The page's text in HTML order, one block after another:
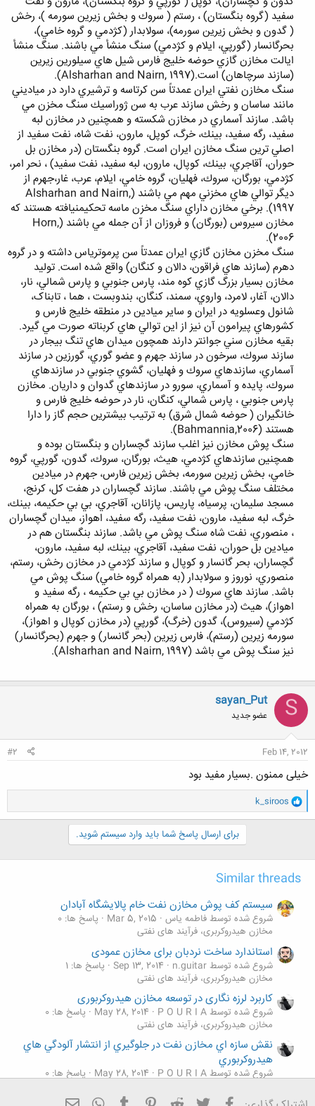
سفيد (گروه بنگستان) ، رستم ( سروك و بخش زيرين سورمه )، رخش
( گدون و بخش زيرين سورمه)، سولابدار (كژدمي و گروه خامي)،
بحرگانسار (گورپي، ايلام و كژدمي) سنگ منشأ مي باشند. سنگ منشأ
ايالت مخازن گازي حوضه خليج فارس شيل هاي سيلورين زيرين
(سازند سرچاهان) است.(Alsharhan and Nairn, 1997).
سنگ مخازن نفتي ايران عمدتاً سن كرتاسه و ترشيري دارد در مياديني
مانند ساسان و رخش سازند عرب به سن ژوراسيك سنگ مخزن مي
باشد. سازند آسماري در مخازن شكسته و همچنين در مخازن لبه
سفيد، رگه سفيد، بينك، خرگ، كوپل، مارون، نفت شاه، نفت سفيد از
اصلي ترين سنگ مخازن ايران است. گروه بنگستان (در مخازن بل
حوران، آقاجري، بينك، كوپال، مارون، لبه سفيد، نفت سفيد) ، نحر امر،
كژدمي، بورگان، سروك، فهليان، گروه خامي، ايلام، عرب، غار،جهرم از
ديگر توالي هاي مخزني مهم مي باشند (Alsharhan and Nairn,
1997). برخي مخازن داراي سنگ مخزن ماسه تحكيمنيافته هستند كه
مخازن سيروس (بورگان) و فروزان از آن جمله مي باشند (Horn,
2006).
سنگ مخزن مخازن گازي ايران عمدتاً سن پرموترياس داشته و در گروه
دهرم (سازند هاي فراقون، دالان و كنگان) واقع شده است. توليد
مخازن بسيار بزرگ گازي کوه مند، پارس جنوبي و پارس شمالي، نار،
دالان، آغار، لامرد، واروي، سمند، کنگان، بندوبست ، هما ، تابناک،
شانول وعسلويه در ايران و ساير ميادين در منطقه خليج فارس و
کشورهاي پيرامون آن نيز از اين توالي هاي کربناته صورت مي گيرد.
بقيه مخازن سني جوانتر دارند همچون ميدان هاي تنگ بيجار در
سازند سروك، سرخون در سازند جهرم و عضو گوري، گورزين در سازند
آسماري، سازندهاي سروك و فهليان، گشوي جنوبي در سازندهاي
سروك، پايده و آسماري، سورو در سازندهاي گدوان و داريان. مخازن
پارس جنوبي ، پارس شمالي، كنگان، نار در حوضه خليج فارس و
خانگيران ( حوضه شمال شرق) به ترتيب بيشترين حجم گاز را دارا
هستند (Bahmannia,2006).
سنگ پوش مخازن نيز اغلب سازند گچساران و بنگستان بوده و
همچنين سازندهاي كژدمي، هيث، بورگان، سروك، گدون، گورپي، گروه
خامي، بخش زيرين سورمه، بخش زيرين فارس، جهرم در ميادين
مختلف سنگ پوش مي باشند. سازند گچساران در هفت كل، كرنج،
مسجد سليمان، پرسياه، پاريس، پازانان، آقاجري، بي بي حكيمه، بينك،
خرگ، لبه سفيد، مارون، نفت سفيد، رگه سفيد، اهواز، ميدان گچساران
، منصوري، نفت شاه سنگ پوش مي باشد. سازند بنگستان هم در
ميادين بل حوران، نفت سفيد، آقاجري، بينك، لبه سفيد، مارون،
گچساران، بحر گانسار و كوپال و سازند كژدمي در مخازن رخش، رستم،
منصوري، نوروز و سولابدار (به همراه گروه خامي) سنگ پوش مي
باشد. سازند هاي سروك ( در مخازن بي بي حكيمه ، رگه سفيد و
اهواز)، هيث (در مخازن ساسان، رخش و رستم) ، بورگان به همراه
كژدمي (سيروس)، گدون (خرگ)، گورپي (در مخازن كوپال و اهواز)،
سورمه زيرين (رستم)، فارس زيرين (بحر گانسار) و جهرم (بحرگانسار)
نيز سنگ پوش مي باشد (Alsharhan and Nairn, 1997).
S
sayan_Put
عضو جدید
Feb 14, 2012
#2
خیلی ممنون .بسیار مفید بود
و
ا
ک
:
k_siroos
برای ارسال پاسخ شما باید وارد سیستم شوید.
Similar threads
سیستم کف پوش مخازن نفت خام پالایشگاه آبادان
شروع شده توسط فاطمه یاس Mar 5, 2015
پاسخ ها: 0
مخازن هیدروکربری، فرآیند های نفتی
استاندارد ساخت نردبان برای مخازن عمودی
شروع شده توسط n.guitar Sep 13, 2014 پاسخ ها: 1
مخازن هیدروکربری، فرآیند های نفتی
كاربرد لرزه نگاری در توسعه مخازن هيدروكربوری
شروع شده توسط P O U R I A May 28, 2014
پاسخ ها: 0
مخازن هیدروکربری، فرآیند های نفتی
نقش سازه اي مخازن نفت در جلوگيري از انتشار آلودگي هاي
هيدروكربوري
شروع شده توسط P O U R I A May 28, 2014
پاسخ ها: 0